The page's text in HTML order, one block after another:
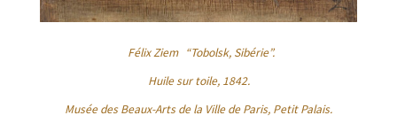
Félix Ziem “Tobolsk, Sibérie”.
Huile sur toile, 1842.
Musée des Beaux-Arts de la Ville de Paris, Petit Palais.